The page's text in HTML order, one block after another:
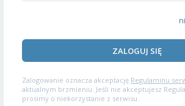
ZALOGUJ SIĘ
Zalogowanie oznacza akceptację Regulaminu
aktualnym brzmieniu. Jeśli nie akceptujesz
prosimy o niekorzystanie z serwisu.